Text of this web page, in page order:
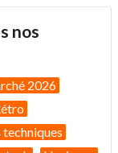
nos
2026
techniques